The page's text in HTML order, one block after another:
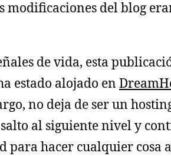
modificaciones del blog
de vida, esta
estado alojado en
no deja de ser un
al siguiente nivel y
para hacer cualquier cosa